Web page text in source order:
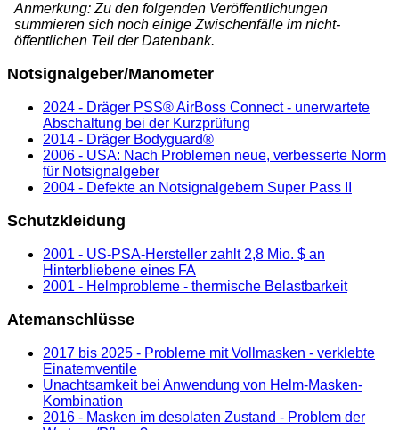
Anmerkung: Zu den folgenden Veröffentlichungen
summieren sich noch einige Zwischenfälle im nicht-
öffentlichen Teil der Datenbank.
Notsignalgeber/Manometer
2024 - Dräger PSS® AirBoss Connect - unerwartete
Abschaltung bei der Kurzprüfung
2014 - Dräger Bodyguard®
2006 - USA: Nach Problemen neue, verbesserte Norm
für Notsignalgeber
2004 - Defekte an Notsignalgebern Super Pass II
Schutzkleidung
2001 - US-PSA-Hersteller zahlt 2,8 Mio. $ an
Hinterbliebene eines FA
2001 - Helmprobleme - thermische Belastbarkeit
Atemanschlüsse
2017 bis 2025 - Probleme mit Vollmasken - verklebte
Einatemventile
Unachtsamkeit bei Anwendung von Helm-Masken-
Kombination
2016 - Masken im desolaten Zustand - Problem der